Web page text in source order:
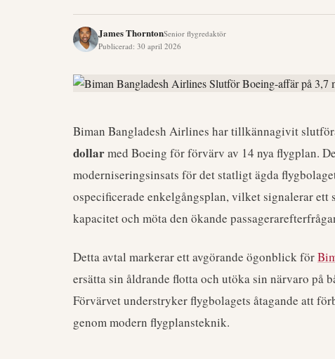
James ThorntonSenior flygredaktör
Publicerad: 30 april 2026
Biman Bangladesh Airlines har tillkännagivit
dollarmed Boeing för förvärv av 14 nya flygplan.
moderniseringsinsats för det statligt ägda
ospecificerade enkelgångsplan, vilket signalerar
kapacitet och möta den ökande
Detta avtal markerar ett avgörande ögonblick för
ersätta sin åldrande flotta och utöka sin närvaro på
Förvärvet understryker flygbolagets åtagande att
genom modern flygplansteknik.